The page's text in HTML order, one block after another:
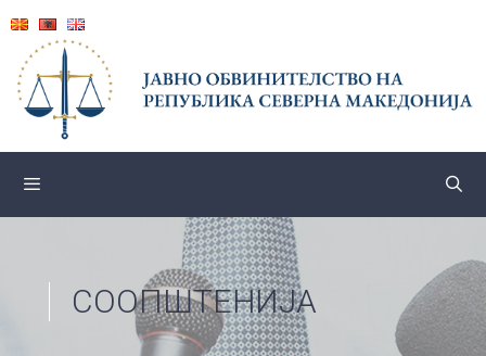
content
СООПШТЕНИЈА